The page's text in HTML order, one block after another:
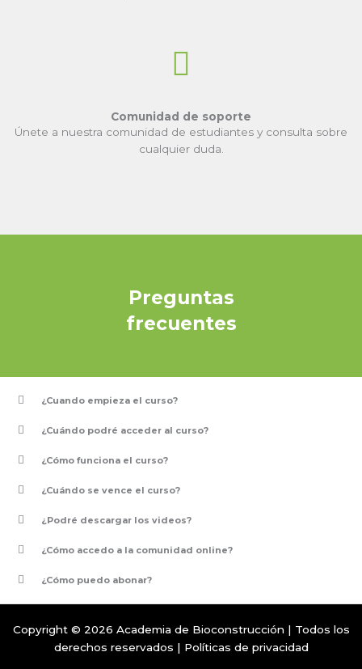
Comunidad de soporte
Únete a nuestra comunidad de estudiantes y consulta sobre
cualquier duda.
Preguntas
frecuentes
¿Cuando empieza el curso?
¿Cuándo podré acceder al curso?
¿Cómo funciona el curso?
¿Cuándo se vence el curso?
¿Podré descargar los videos?
¿Cómo accedo a la comunidad online?
¿Cómo puedo abonar?
Copyright © 2026 Academia de Bioconstrucción | Todos los
derechos reservados | Políticas de privacidad